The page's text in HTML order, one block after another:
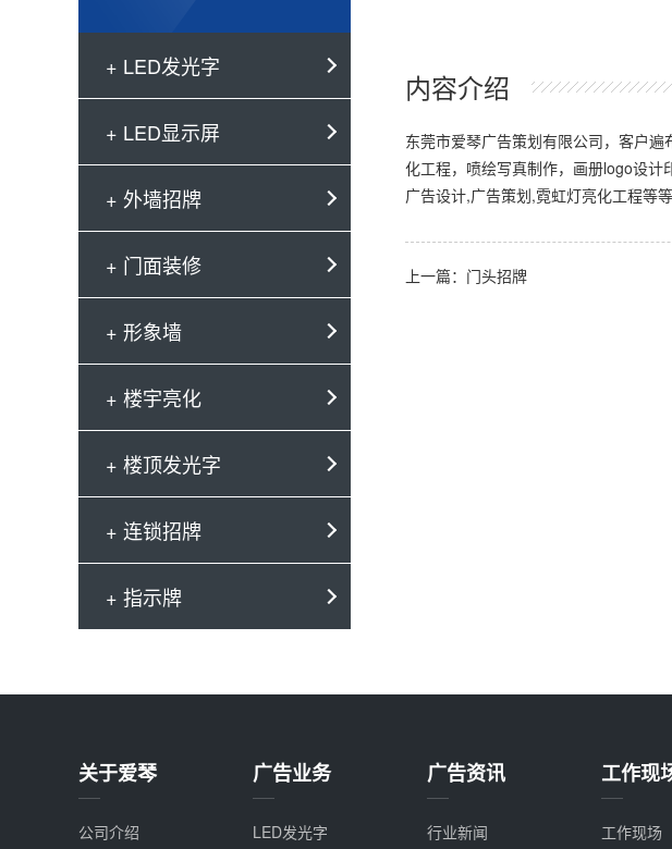
+ LED发光字
+ LED显示屏
+ 外墙招牌
+ 门面装修
+ 形象墙
+ 楼宇亮化
+ 楼顶发光字
+ 连锁招牌
+ 指示牌
内容介绍
东莞市爱琴广告策划有限公司，客户
化工程，喷绘写真制作，画册logo设
广告设计,广告策划,霓虹灯亮化工程等等
上一篇：门头招牌
关于爱琴
公司介绍
广告业务
LED发光字
广告资讯
行业新闻
工作现
工作现场